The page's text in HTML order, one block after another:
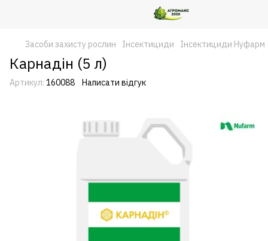
Засоби захисту рослин Інсектициди Інсектициди Нуфарм
Карнадін (5 л)
Артикул: 160088 Написати відгук